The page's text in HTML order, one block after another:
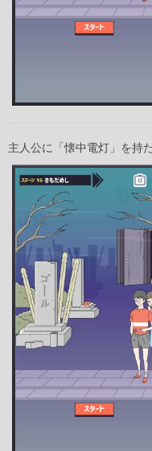
主人公に「懐中電灯」を持